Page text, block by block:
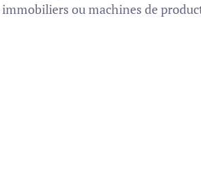
ou machines de